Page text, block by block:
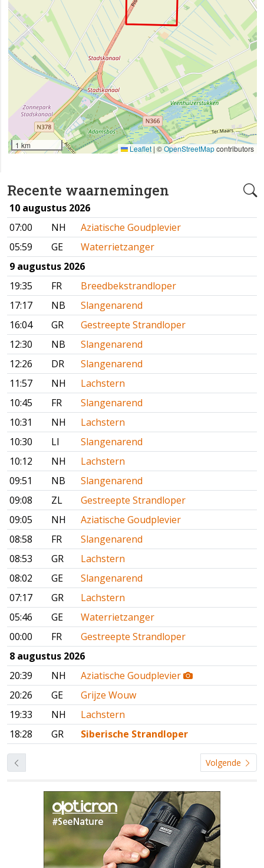
Recente waarnemingen
10 augustus 2026
07:00
NH
Aziatische Goudplevier
05:59
GE
Waterrietzanger
9 augustus 2026
19:35
FR
Breedbekstrandloper
17:17
NB
Slangenarend
16:04
GR
Gestreepte Strandloper
12:30
NB
Slangenarend
12:26
DR
Slangenarend
11:57
NH
Lachstern
10:45
FR
Slangenarend
10:31
NH
Lachstern
10:30
LI
Slangenarend
10:12
NH
Lachstern
09:51
NB
Slangenarend
09:08
ZL
Gestreepte Strandloper
09:05
NH
Aziatische Goudplevier
08:58
FR
Slangenarend
08:53
GR
Lachstern
08:02
GE
Slangenarend
07:17
GR
Lachstern
05:46
GE
Waterrietzanger
00:00
FR
Gestreepte Strandloper
8 augustus 2026
20:39
NH
Aziatische Goudplevier
20:26
GE
Grijze Wouw
19:33
NH
Lachstern
18:28
GR Siberische Strandloper
Volgende
1 km Leaflet | ©OpenStreetMapcontributors